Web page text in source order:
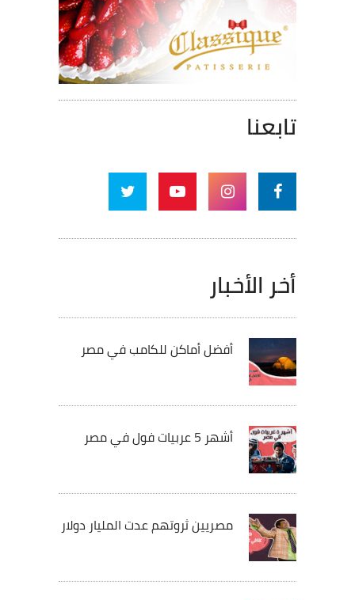
تابعنا
أخر الأخبار
أفضل أماكن للكامب في مصر
أشهر 5 عربيات فول في مصر
مصريين ثروتهم عدت المليار دولار